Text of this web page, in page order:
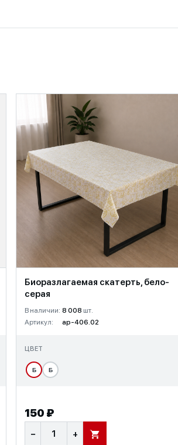
Биоразлагаемая скатерть, бело-
серая
В наличии: 8 008 шт.
Артикул:
ap-406.02
ЦВЕТ
Б Б
150 ₽
− + В КОРЗИНУ